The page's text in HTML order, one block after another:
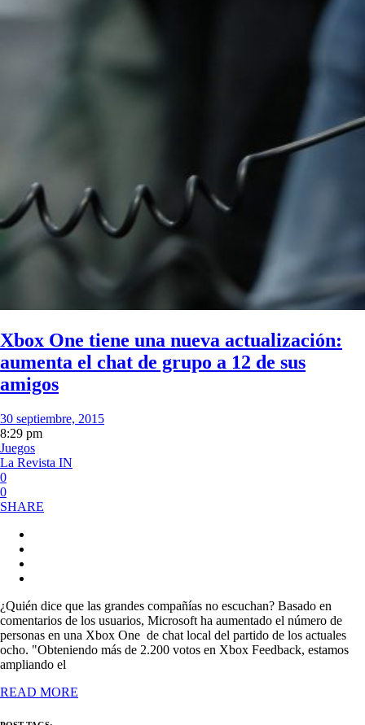
Xbox One tiene una nueva actualización:
aumenta el chat de grupo a 12 de sus
amigos
30 septiembre, 2015
8:29 pm
Juegos
La Revista IN
0
0
SHARE
¿Quién dice que las grandes compañías no escuchan? Basado en
comentarios de los usuarios, Microsoft ha aumentado el número de
personas en una Xbox One de chat local del partido de los actuales
ocho. "Obteniendo más de 2.200 votos en Xbox Feedback, estamos
ampliando el
READ MORE